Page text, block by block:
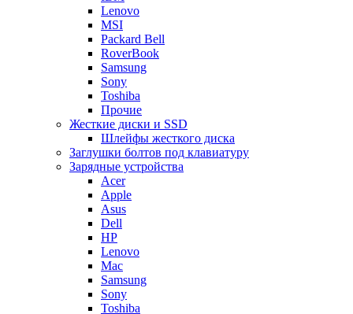
Lenovo
MSI
Packard Bell
RoverBook
Samsung
Sony
Toshiba
Прочие
Жесткие диски и SSD
Шлейфы жесткого диска
Заглушки болтов под клавиатуру
Зарядные устройства
Acer
Apple
Asus
Dell
HP
Lenovo
Mac
Samsung
Sony
Toshiba